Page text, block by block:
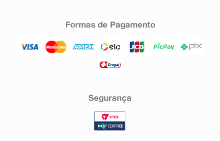
Formas de Pagamento
Segurança